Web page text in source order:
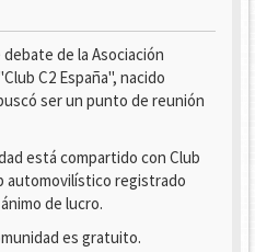
de la Asociación
C2 España", nacido
ser un punto de reunión
está compartido con Club
automovilístico registrado
de lucro.
es gratuito.